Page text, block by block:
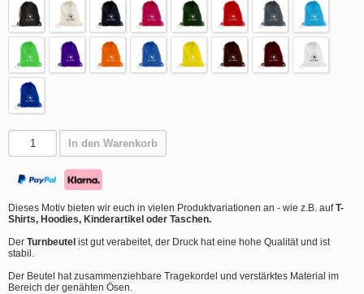
In den Warenkorb
Dieses Motiv bieten wir euch in vielen Produktvariationen an - wie z.B. aufT-
Shirts, Hoodies, Kinderartikel oder Taschen.
Der Turnbeutel ist gut verabeitet, der Druck hat eine hohe Qualität und ist
stabil.
Der Beutel hat zusammenziehbare Tragekordel und verstärktes Material im
Bereich der genähten Ösen.